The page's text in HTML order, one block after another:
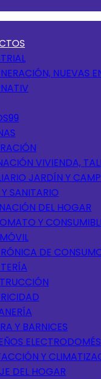
NUEVAS
VIVIENDA,
JARDÍN Y
SANITARIO
DEL HOGAR
Y
DE
Y BARNICES
Y
DEL HOGAR